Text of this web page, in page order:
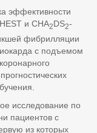
эффективности
и CHA2DS2-
фибрилляции
с подъемом
исследование по
пациентов с
из которых